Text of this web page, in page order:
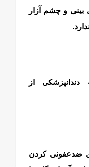
بینی و چشم آزار
از
ضدعفونی کردن